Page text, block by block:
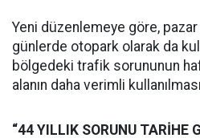
Yeni düzenlemeye göre, pazar
günlerde otopark olarak da
bölgedeki trafik sorununun
alanın daha verimli
“44 YILLIK SORUNU TARİHE